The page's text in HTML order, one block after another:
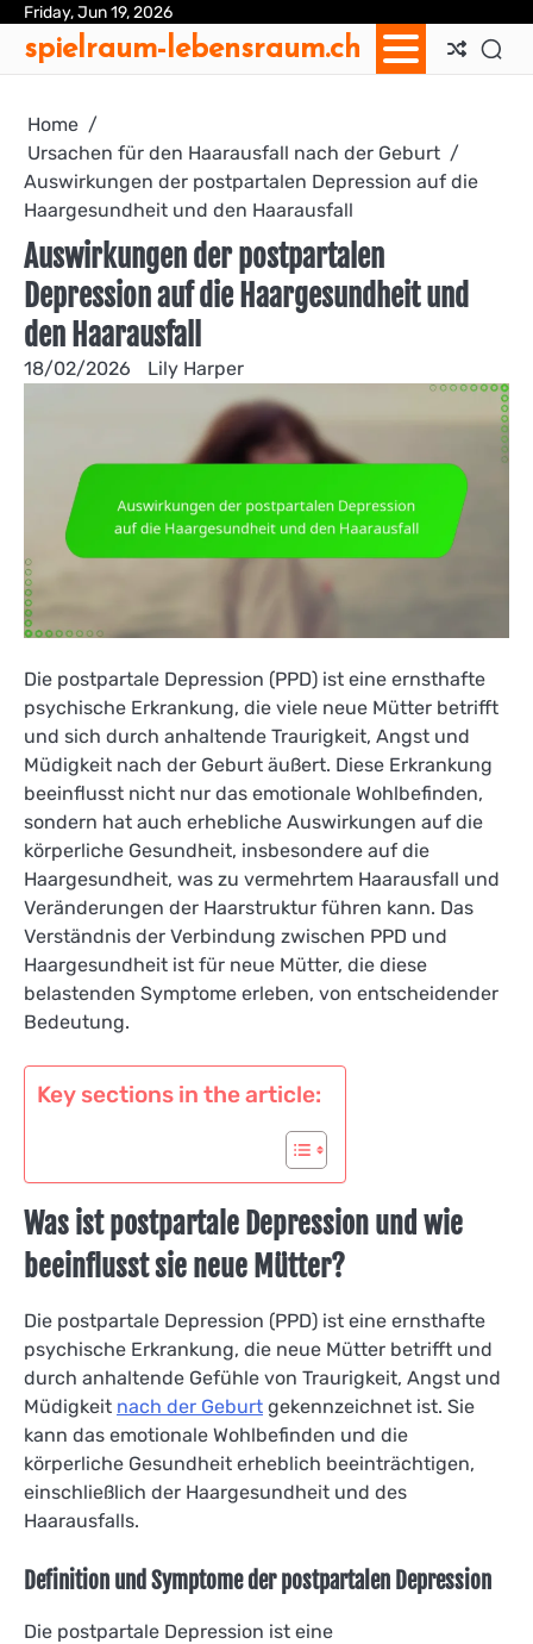
Skip
content
Friday, Jun 19, 2026
spielraum-lebensraum.ch
Home
Ursachen für den Haarausfall nach der Geburt
Auswirkungen der postpartalen Depression auf die
Haargesundheit und den Haarausfall
Auswirkungen der postpartalen
Depression auf die Haargesundheit und
den Haarausfall
18/02/2026 Lily Harper
Die postpartale Depression (PPD) ist eine ernsthafte
psychische Erkrankung, die viele neue Mütter betrifft
und sich durch anhaltende Traurigkeit, Angst und
Müdigkeit nach der Geburt äußert. Diese Erkrankung
beeinflusst nicht nur das emotionale Wohlbefinden,
sondern hat auch erhebliche Auswirkungen auf die
körperliche Gesundheit, insbesondere auf die
Haargesundheit, was zu vermehrtem Haarausfall und
Veränderungen der Haarstruktur führen kann. Das
Verständnis der Verbindung zwischen PPD und
Haargesundheit ist für neue Mütter, die diese
belastenden Symptome erleben, von entscheidender
Bedeutung.
Key sections in the article:
Was ist postpartale Depression und wie
beeinflusst sie neue Mütter?
Die postpartale Depression (PPD) ist eine ernsthafte
psychische Erkrankung, die neue Mütter betrifft und
durch anhaltende Gefühle von Traurigkeit, Angst und
Müdigkeit nach der Geburt gekennzeichnet ist. Sie
kann das emotionale Wohlbefinden und die
körperliche Gesundheit erheblich beeinträchtigen,
einschließlich der Haargesundheit und des
Haarausfalls.
Definition und Symptome der postpartalen Depression
Die postpartale Depression ist eine